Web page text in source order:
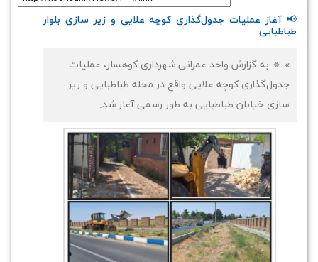
📢 آغاز عملیات جدول‌گذاری کوچه علایی و زیر سازی بلوار
طباطبایی
» 🔹 به گزارش واحد عمرانی شهرداری کوهسار، عملیات
جدول‌گذاری کوچه علایی واقع در محله طباطبایی و زیر
سازی خیابان طباطبایی به طور رسمی آغاز شد.